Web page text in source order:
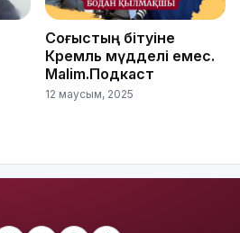
Соғыстың бітуіне
Кремль мүдделі емес.
Malim.Подкаст
12 маусым, 2025